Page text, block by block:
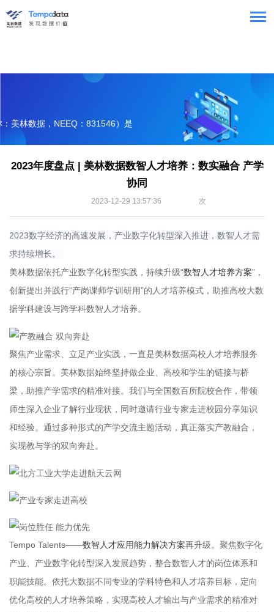
美林数据，NEEQ：831546）是
提供商。
2023年度盘点 | 美林数据数智人才培养：数实融合 产学
协同
2023-12-29 13:57:36 次
2023数字经济的高速发展，产业数字化转型深入推进，数智人才需
求持续增长。
美林数据依托产业数字化转型实践，持续升级“数智人才培养方案”，
创新提出并践行“产岗课师学训研用”的人才培养模式，助推高校大数
据学科建设与跨学科数智人才培养。
聚焦产业需求、立足产业实践，一直是美林数据高校人才培养服务
的核心宗旨。美林数据始终坚持做企业、高校和学生的链接与桥
梁，助推产学需求的精准对接。我们与全国数百所院校合作，带领
师生深入企业了解行业现状，同时邀请行业专家走进校园分享知识
和经验。通过多种形式的产学交流主题活动，真正落实产教融合，
实现教与学的双向奔赴。
Tempo Talents——数智人才应用能力解决方案再升级。聚焦数字化
产业、产业数字化转型深入发展趋势，整合数智人才的岗位体系和
职能技能。依托大数据不同专业的学科特色和人才培养目标，定向
优化高校的人才培养策略，实现高校人才输出与产业需求的精准对